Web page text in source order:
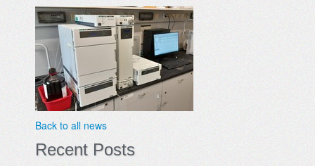
Back to all news
Recent Posts